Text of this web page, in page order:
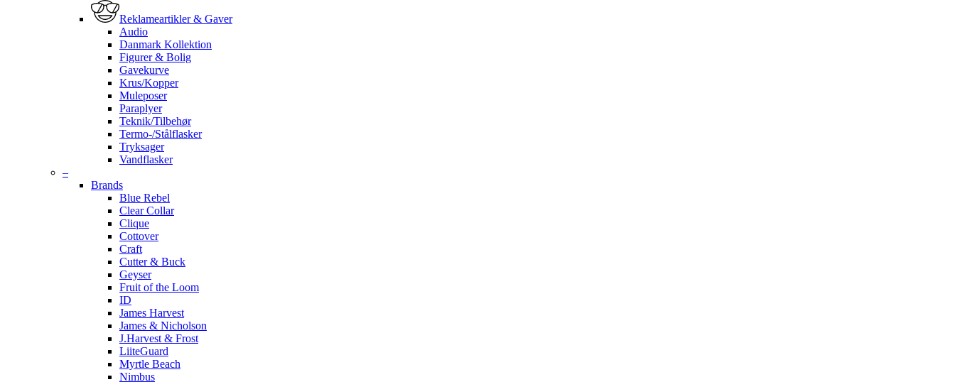
Reklameartikler & Gaver
Audio
Danmark Kollektion
Figurer & Bolig
Gavekurve
Krus/Kopper
Muleposer
Paraplyer
Teknik/Tilbehør
Termo-/Stålflasker
Tryksager
Vandflasker
–
Brands
Blue Rebel
Clear Collar
Clique
Cottover
Craft
Cutter & Buck
Geyser
Fruit of the Loom
ID
James Harvest
James & Nicholson
J.Harvest & Frost
LiiteGuard
Myrtle Beach
Nimbus